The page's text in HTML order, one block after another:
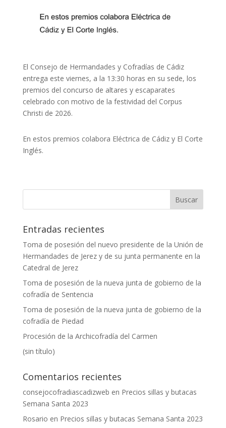
El Consejo de Hermandades y Cofradías de Cádiz
entrega este viernes, a la 13:30 horas en su sede, los
premios del concurso de altares y escaparates
celebrado con motivo de la festividad del Corpus
Christi de 2026.
En estos premios colabora Eléctrica de Cádiz y El Corte
Inglés.
Entradas recientes
Toma de posesión del nuevo presidente de la Unión de
Hermandades de Jerez y de su junta permanente en la
Catedral de Jerez
Toma de posesión de la nueva junta de gobierno de la
cofradía de Sentencia
Toma de posesión de la nueva junta de gobierno de la
cofradía de Piedad
Procesión de la Archicofradía del Carmen
(sin título)
Comentarios recientes
consejocofradiascadizweb en Precios sillas y butacas
Semana Santa 2023
Rosario en Precios sillas y butacas Semana Santa 2023